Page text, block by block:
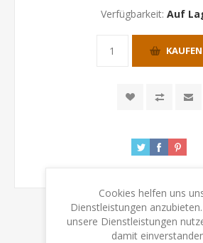
Verfügbarkeit: Auf
KAUFEN
Cookies helfen uns
Dienstleistungen
unsere Dienstleistungen
damit